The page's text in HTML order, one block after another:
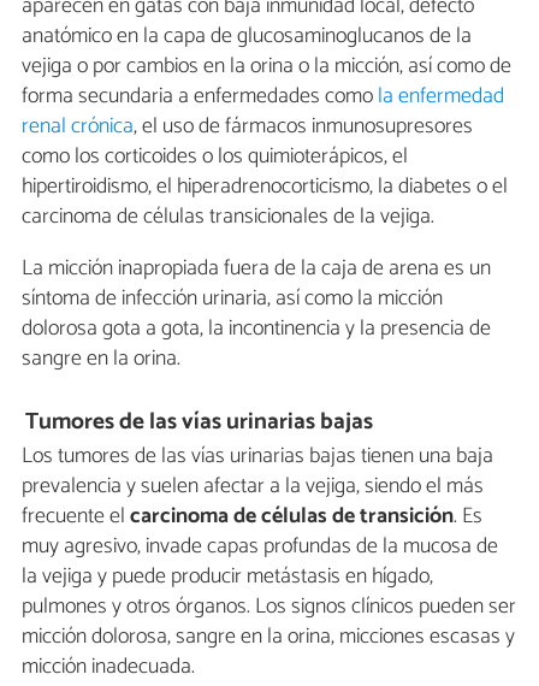
anatómico en la capa de glucosaminoglucanos de la
vejiga o por cambios en la orina o la micción, así como de
forma secundaria a enfermedades comola enfermedad
renal crónica, el uso de fármacos inmunosupresores
como los corticoides o los quimioterápicos, el
hipertiroidismo, el hiperadrenocorticismo, la diabetes o el
carcinoma de células transicionales de la vejiga.
La micción inapropiada fuera de la caja de arena es un
síntoma de infección urinaria, así como la micción
dolorosa gota a gota, la incontinencia y la presencia de
sangre en la orina.
Tumores de las vías urinarias bajas
Los tumores de las vías urinarias bajas tienen una baja
prevalencia y suelen afectar a la vejiga, siendo el más
frecuente elcarcinoma de células de transición. Es
muy agresivo, invade capas profundas de la mucosa de
la vejiga y puede producir metástasis en hígado,
pulmones y otros órganos. Los signos clínicos pueden ser
micción dolorosa, sangre en la orina, micciones escasas y
micción inadecuada.